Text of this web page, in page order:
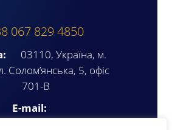
067 829 4850
03110, Україна, м.
Солом’янська, 5, офіс
701-В
E-mail: